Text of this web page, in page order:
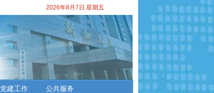
2026年8月7日 星期五
党建工作 公共服务